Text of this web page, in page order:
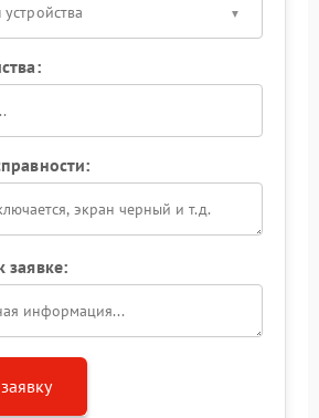
заявке: